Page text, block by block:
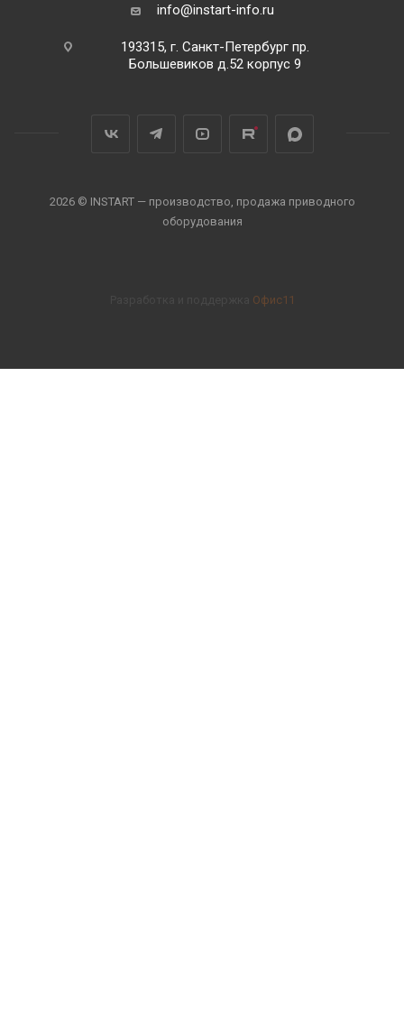
info@instart-info.ru
193315, г. Санкт-Петербург пр.
Большевиков д.52 корпус 9
2026 © INSTART — производство, продажа приводного
оборудования
Офис11